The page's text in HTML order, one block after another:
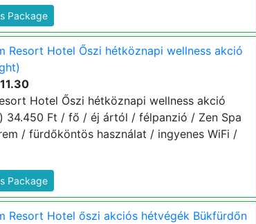
Package
Resort Hotel Őszi hétköznapi wellness akció
Hotel Őszi hétköznapi wellness akció
34.450 Ft / fő / éj ártól / félpanzió / Zen Spa
/ fürdőköntös használat / ingyenes WiFi /
Package
Resort Hotel őszi akciós hétvégék Bükfürdőn